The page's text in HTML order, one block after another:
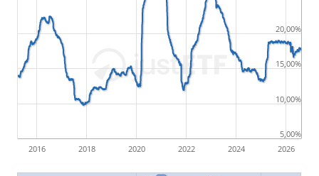
2016 2018 2020 2022 2024 2026
5,00%
10,00%
15,00%
20,00%